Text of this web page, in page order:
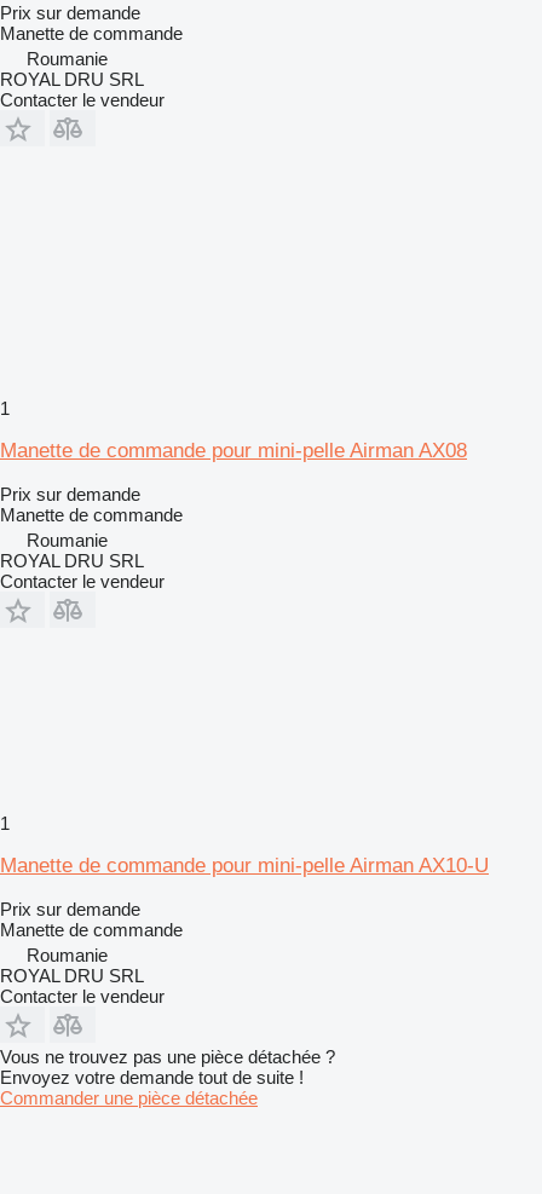
Prix sur demande
Manette de commande
Roumanie
ROYAL DRU SRL
Contacter le vendeur
1
Manette de commande pour mini-pelle Airman AX08
Prix sur demande
Manette de commande
Roumanie
ROYAL DRU SRL
Contacter le vendeur
1
Manette de commande pour mini-pelle Airman AX10-U
Prix sur demande
Manette de commande
Roumanie
ROYAL DRU SRL
Contacter le vendeur
Vous ne trouvez pas une pièce détachée ?
Envoyez votre demande tout de suite !
Commander une pièce détachée